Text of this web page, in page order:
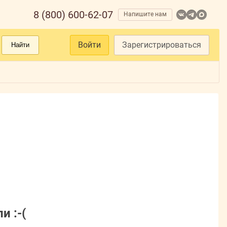
8 (800) 600-62-07 Напишите нам
Найти Войти Зарегистрироваться
:-(